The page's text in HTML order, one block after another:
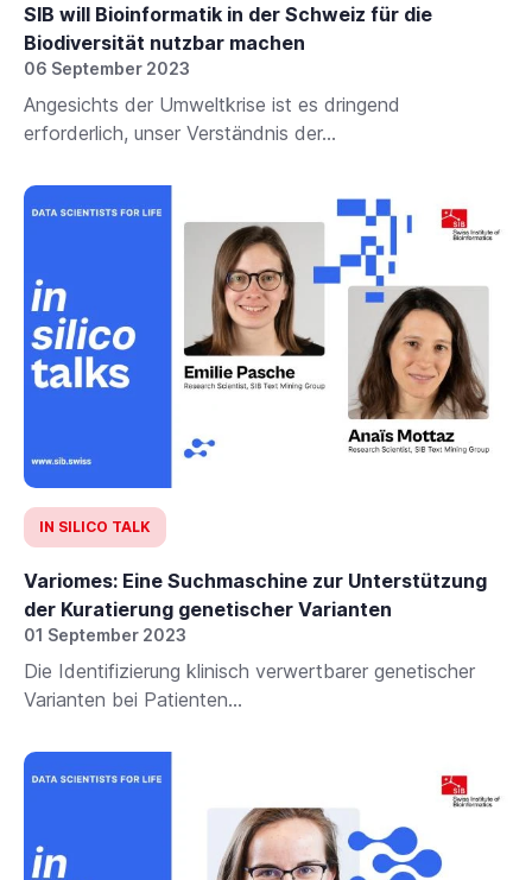
SIB will Bioinformatik in der Schweiz für die
Biodiversität nutzbar machen
06 September 2023
Angesichts der Umweltkrise ist es dringend
erforderlich, unser Verständnis der...
IN SILICO TALK
Variomes: Eine Suchmaschine zur Unterstützung
der Kuratierung genetischer Varianten
01 September 2023
Die Identifizierung klinisch verwertbarer genetischer
Varianten bei Patienten...